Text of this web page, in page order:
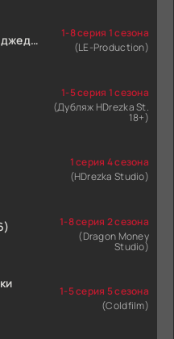
1-8 серия 1 сезона
(LE-Production)
1-5 серия 1 сезона
(Дубляж HDrezka St.
18+)
1 серия 4 сезона
(HDrezka Studio)
1-8 серия 2 сезона
(Dragon Money
Studio)
1-5 серия 5 сезона
(Coldfilm)